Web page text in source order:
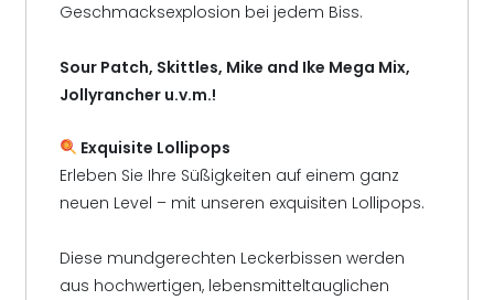
Geschmacksexplosion bei jedem Biss.
Sour Patch, Skittles, Mike and Ike Mega Mix,
Jollyrancher u.v.m.!
Exquisite Lollipops
Erleben Sie Ihre Süßigkeiten auf einem ganz
neuen Level – mit unseren exquisiten Lollipops.
Diese mundgerechten Leckerbissen werden
aus hochwertigen, lebensmitteltauglichen